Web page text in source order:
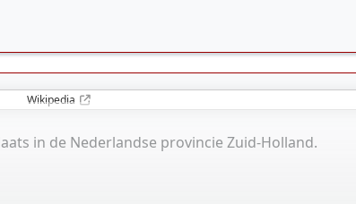
Wikipedia
in de Nederlandse provincie Zuid-Holland.